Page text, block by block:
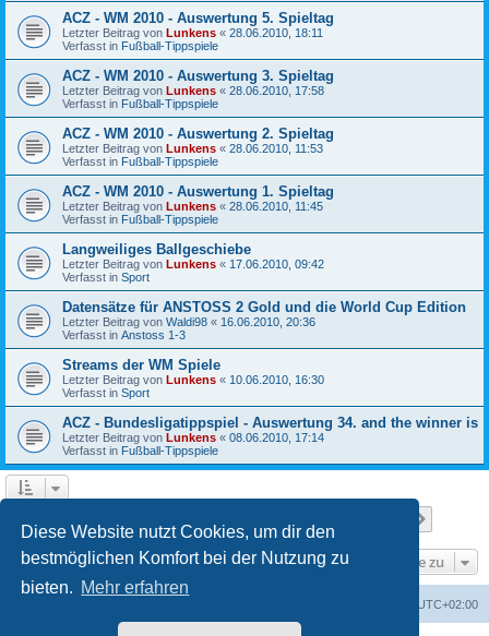
Diese Website nutzt Cookies, um dir den
bestmöglichen Komfort bei der Nutzung zu
bieten. Mehr erfahren
ACZ - WM 2010 - Auswertung 5. Spieltag
Letzter Beitrag von Lunkens « 28.06.2010, 18:11
Verfasst in Fußball-Tippspiele
ACZ - WM 2010 - Auswertung 3. Spieltag
Letzter Beitrag von Lunkens « 28.06.2010, 17:58
Verfasst in Fußball-Tippspiele
ACZ - WM 2010 - Auswertung 2. Spieltag
Letzter Beitrag von Lunkens « 28.06.2010, 11:53
Verfasst in Fußball-Tippspiele
ACZ - WM 2010 - Auswertung 1. Spieltag
Letzter Beitrag von Lunkens « 28.06.2010, 11:45
Verfasst in Fußball-Tippspiele
Langweiliges Ballgeschiebe
Letzter Beitrag von Lunkens « 17.06.2010, 09:42
Verfasst in Sport
Datensätze für ANSTOSS 2 Gold und die World Cup Edition
Letzter Beitrag von Waldi98 « 16.06.2010, 20:36
Verfasst in Anstoss 1-3
Streams der WM Spiele
Letzter Beitrag von Lunkens « 10.06.2010, 16:30
Verfasst in Sport
ACZ - Bundesligatippspiel - Auswertung 34. and the winner is
Letzter Beitrag von Lunkens « 08.06.2010, 17:14
Verfasst in Fußball-Tippspiele
Gehe zu
UTC+02:00